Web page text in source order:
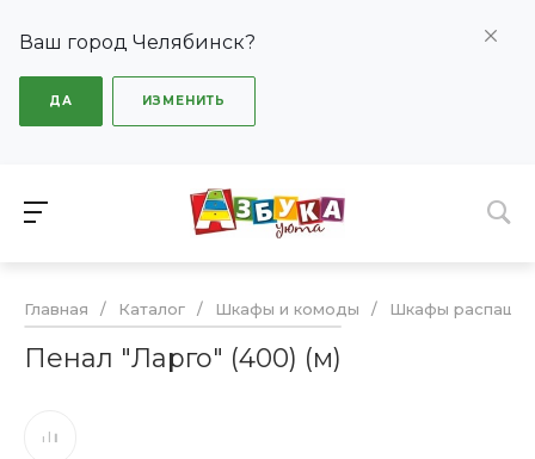
Ваш город Челябинск?
ДА ИЗМЕНИТЬ
Главная / Каталог / Шкафы и комоды / Шкафы
Пенал "Ларго" (400) (м)